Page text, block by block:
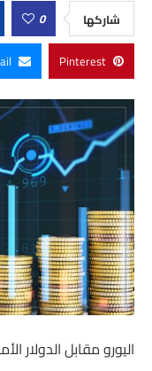
شاركها 0
Pinterest
اليورو مقابل الدولار